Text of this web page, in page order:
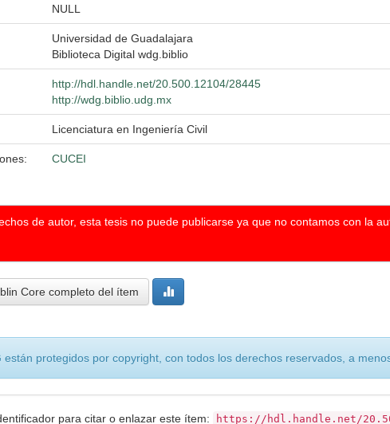
NULL
Universidad de Guadalajara
Biblioteca Digital wdg.biblio
http://hdl.handle.net/20.500.12104/28445
http://wdg.biblio.udg.mx
Licenciatura en Ingeniería Civil
CUCEI
de autor, esta tesis no puede publicarse ya que no contamos con la
Core completo del ítem
están protegidos por copyright, con todos los derechos reservados, a
para citar o enlazar este ítem: https://hdl.handle.net/